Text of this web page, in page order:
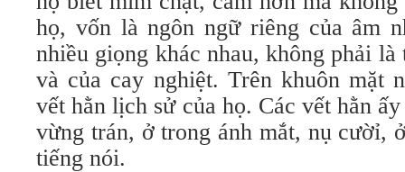
họ, vốn là ngôn ngữ riêng của âm
nhiều giọng khác nhau, không phải
và của cay nghiệt. Trên khuôn mặt
vết hằn lịch sử của họ. Các vết hằn
vừng trán, ở trong ánh mắt, nụ cườỉ,
tiếng nói.